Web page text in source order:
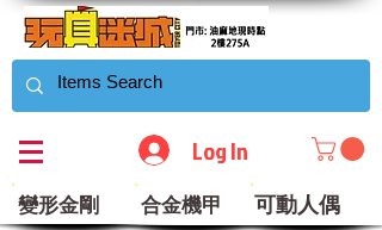
Log In
變形金剛 合金機甲 可動人偶